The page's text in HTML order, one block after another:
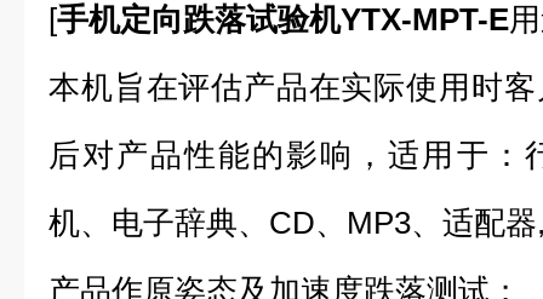
[手机定向跌落试验机YTX-MPT-E
本机旨在评估产品在实际使用时
后对产品性能的影响，适用于：
机、电子辞典、CD、MP3、适配
产品作原姿态及加速度跌落测试；